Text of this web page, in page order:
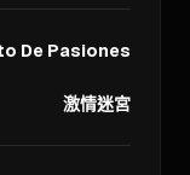
De Pasiones
激情迷宮